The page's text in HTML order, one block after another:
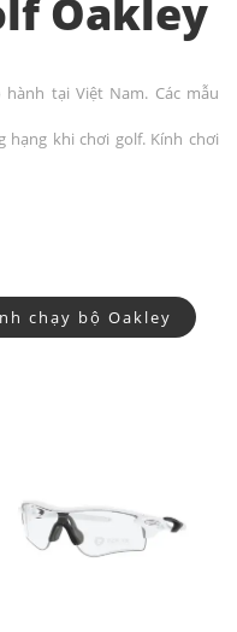
Oakley
tại Việt Nam. Các mẫu
khi chơi golf. Kính chơi
chạy bộ Oakley